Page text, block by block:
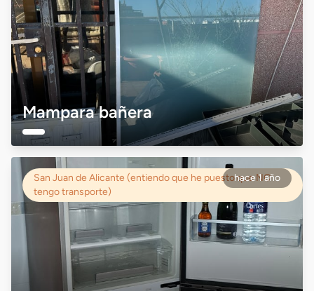
Mampara bañera
San Juan de Alicante (entiendo que he puesto que NO
tengo transporte)
hace 1 año